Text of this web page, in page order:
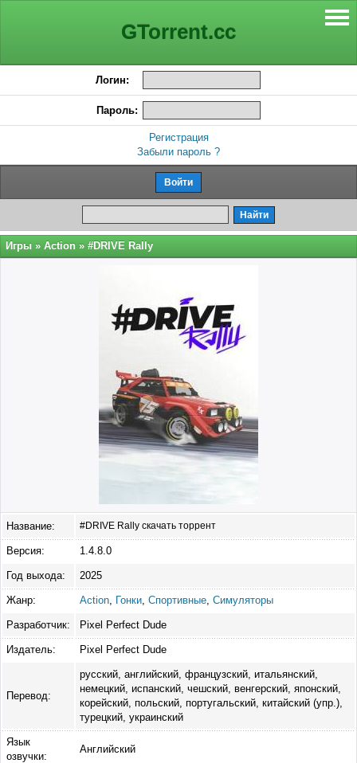
GTorrent.cc
Логин:
Пароль:
Регистрация
Забыли пароль ?
Игры » Action » #DRIVE Rally
Название: #DRIVE Rally скачать торрент
Версия: 1.4.8.0
Год выхода: 2025
Жанр: Action Гонки Спортивные Симуляторы
Разработчик: Pixel Perfect Dude
Издатель: Pixel Perfect Dude
Перевод:
русский, английский, французский, итальянский,
немецкий, испанский, чешский, венгерский, японский,
корейский, польский, португальский, китайский (упр.),
турецкий, украинский
Язык
озвучки:
Английский